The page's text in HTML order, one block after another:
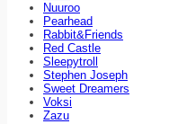
Nuuroo
Pearhead
Rabbit&Friends
Red Castle
Sleepytroll
Stephen Joseph
Sweet Dreamers
Voksi
Zazu